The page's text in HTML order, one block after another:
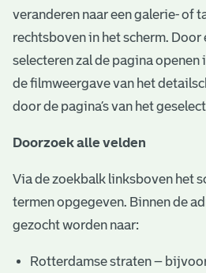
veranderen naar een galerie- of
rechtsboven in het scherm. Door
selecteren zal de pagina openen
de filmweergave van het
door de pagina’s van het
Doorzoek alle velden
Via de zoekbalk linksboven het
termen opgegeven. Binnen de
gezocht worden naar:
Rotterdamse straten –